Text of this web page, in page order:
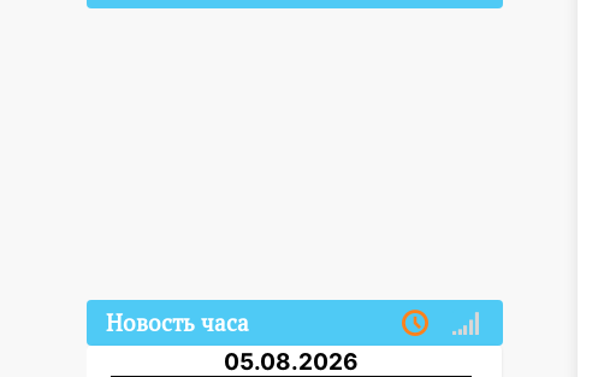
Новость часа
05.08.2026